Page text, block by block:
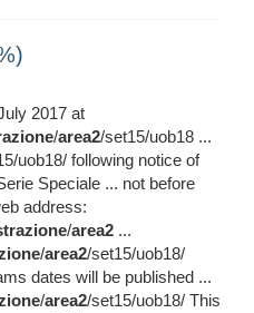
2017 at
/area2/set15/uob18 ...
uob18/ following notice of
Speciale ... not before
address:
/area2 ...
/area2/set15/uob18/
dates will be published ...
/area2/set15/uob18/ This